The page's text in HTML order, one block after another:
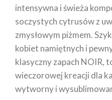
intensywna i świeża
soczystych cytrusów z
zmysłowym piżmem.
kobiet namiętnych i
klasyczny zapach NOIR,
wieczorowej kreacji dla
wytworny i